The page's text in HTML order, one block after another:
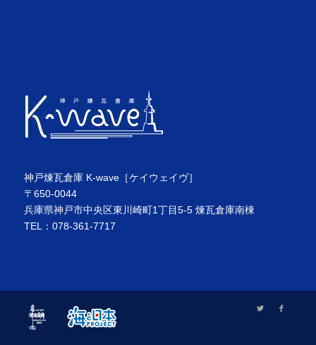
神戸煉瓦倉庫 K-wave［ケイウェイヴ］
〒650-0044
兵庫県神戸市中央区東川崎町1丁目5-5 煉瓦倉庫南棟
TEL：078-361-7717